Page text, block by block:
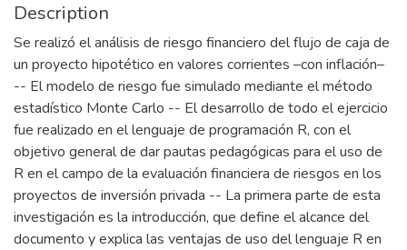
Description
Se realizó el análisis de riesgo financiero del flujo de caja de
un proyecto hipotético en valores corrientes –con inflación–
-- El modelo de riesgo fue simulado mediante el método
estadístico Monte Carlo -- El desarrollo de todo el ejercicio
fue realizado en el lenguaje de programación R, con el
objetivo general de dar pautas pedagógicas para el uso de
R en el campo de la evaluación financiera de riesgos en los
proyectos de inversión privada -- La primera parte de esta
investigación es la introducción, que define el alcance del
documento y explica las ventajas de uso del lenguaje R en